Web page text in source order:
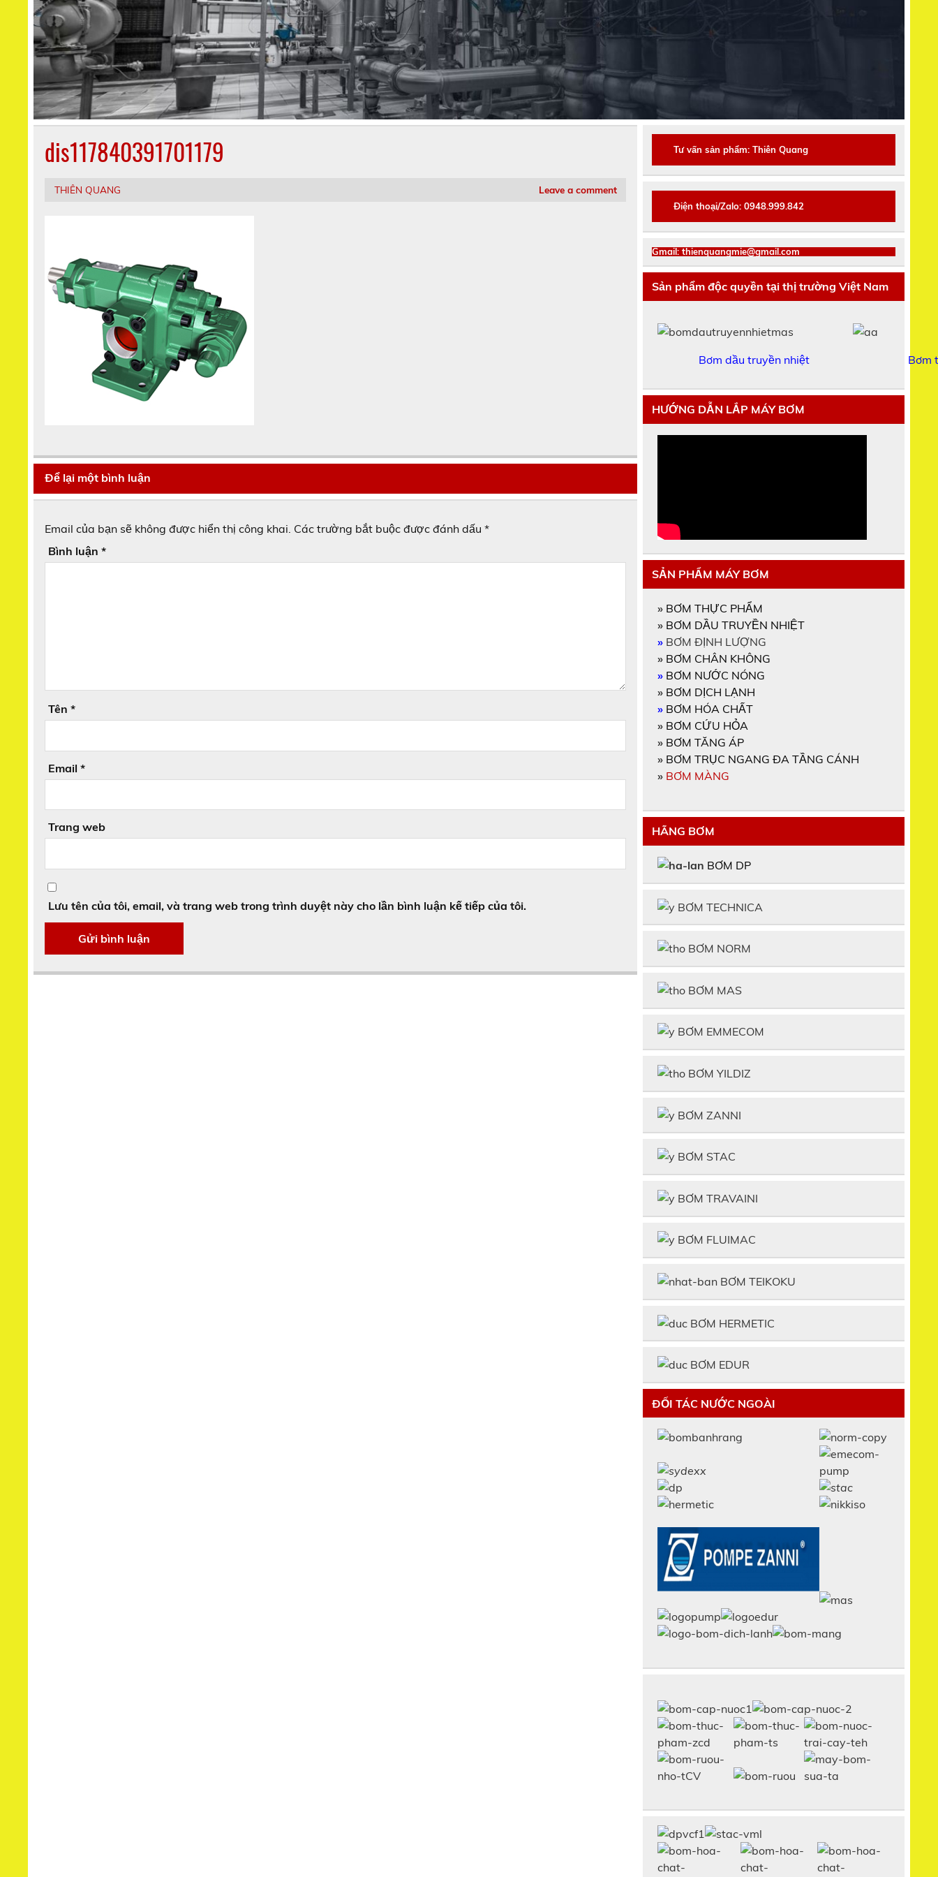
dis117840391701179
THIÊN QUANG Leave a comment
Để lại một bình luận
Email của bạn sẽ không được hiển thị công khai. Các trường bắt buộc được đánh dấu*
Bình luận*
Tên*
Email*
Trang web
Lưu tên của tôi, email, và trang web trong trình duyệt này cho lần bình luận kế tiếp của tôi.
Tư vấn sản phẩm: Thiên Quang
Điện thoại/Zalo: 0948.999.842
Gmail: thienquangmie@gmail.com
Sản phẩm độc quyền tại thị trường Việt Nam
Bơm dầu truyền nhiệt Bơm
HƯỚNG DẪN LẮP MÁY BƠM
SẢN PHẨM MÁY BƠM
» BƠM THỰC PHẨM
» BƠM DẦU TRUYỀN NHIỆT
» BƠM ĐỊNH LƯỢNG
» BƠM CHÂN KHÔNG
» BƠM NƯỚC NÓNG
» BƠM DỊCH LẠNH
» BƠM HÓA CHẤT
» BƠM CỨU HỎA
» BƠM TĂNG ÁP
» BƠM TRỤC NGANG ĐA TẦNG CÁNH
» BƠM MÀNG
HÃNG BƠM
BƠM DP
BƠM TECHNICA
BƠM NORM
BƠM MAS
BƠM EMMECOM
BƠM YILDIZ
BƠM ZANNI
BƠM STAC
BƠM TRAVAINI
BƠM FLUIMAC
BƠM TEIKOKU
BƠM HERMETIC
BƠM EDUR
ĐỐI TÁC NƯỚC NGOÀI